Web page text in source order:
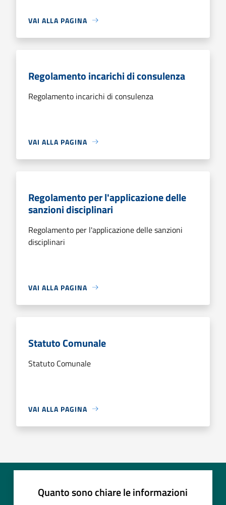
VAI ALLA PAGINA
Regolamento incarichi di consulenza
Regolamento incarichi di consulenza
VAI ALLA PAGINA
Regolamento per l'applicazione delle
sanzioni disciplinari
Regolamento per l'applicazione delle sanzioni
disciplinari
VAI ALLA PAGINA
Statuto Comunale
Statuto Comunale
VAI ALLA PAGINA
Quanto sono chiare le informazioni